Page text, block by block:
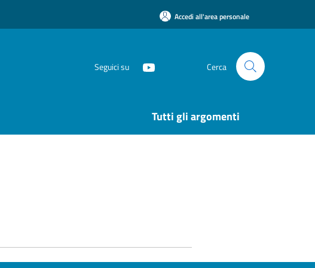
Accedi all'area personale
Seguici su Cerca
Tutti gli argomenti